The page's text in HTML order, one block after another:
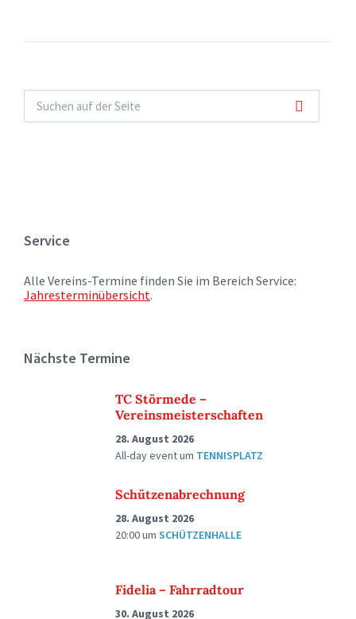
Service
Alle Vereins-Termine finden Sie im Bereich Service:
Jahresterminübersicht.
Nächste Termine
TC Störmede –
Vereinsmeisterschaften
28. August 2026
All-day eventum TENNISPLATZ
Schützenabrechnung
28. August 2026
20:00um SCHÜTZENHALLE
Fidelia – Fahrradtour
30. August 2026